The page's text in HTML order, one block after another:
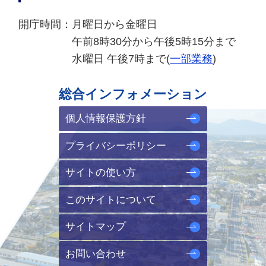
開庁時間： 月曜日から金曜日
午前8時30分から午後5時15分まで
水曜日 午後7時まで(一部業務)
総合インフォメーション
個人情報保護方針
プライバシーポリシー
サイトの使い方
このサイトについて
サイトマップ
お問い合わせ